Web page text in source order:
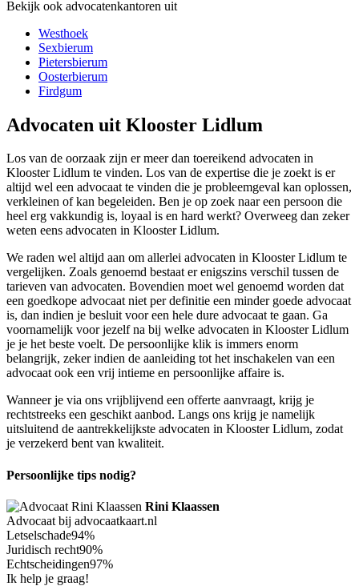
Bekijk ook advocatenkantoren uit
Westhoek
Sexbierum
Pietersbierum
Oosterbierum
Firdgum
Advocaten uit Klooster Lidlum
Los van de oorzaak zijn er meer dan toereikend advocaten in
Klooster Lidlum te vinden. Los van de expertise die je zoekt is er
altijd wel een advocaat te vinden die je probleemgeval kan oplossen,
verkleinen of kan begeleiden. Ben je op zoek naar een persoon die
heel erg vakkundig is, loyaal is en hard werkt? Overweeg dan zeker
weten eens advocaten in Klooster Lidlum.
We raden wel altijd aan om allerlei advocaten in Klooster Lidlum te
vergelijken. Zoals genoemd bestaat er enigszins verschil tussen de
tarieven van advocaten. Bovendien moet wel genoemd worden dat
een goedkope advocaat niet per definitie een minder goede advocaat
is, dan indien je besluit voor een hele dure advocaat te gaan. Ga
voornamelijk voor jezelf na bij welke advocaten in Klooster Lidlum
je je het beste voelt. De persoonlijke klik is immers enorm
belangrijk, zeker indien de aanleiding tot het inschakelen van een
advocaat ook een vrij intieme en persoonlijke affaire is.
Wanneer je via ons vrijblijvend een offerte aanvraagt, krijg je
rechtstreeks een geschikt aanbod. Langs ons krijg je namelijk
uitsluitend de aantrekkelijkste advocaten in Klooster Lidlum, zodat
je verzekerd bent van kwaliteit.
Persoonlijke tips nodig?
Rini Klaassen
Advocaat bij advocaatkaart.nl
Letselschade94%
Juridisch recht90%
Echtscheidingen97%
Ik help je graag!